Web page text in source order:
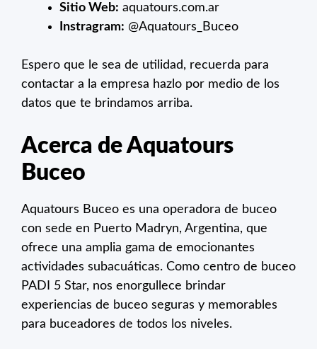
Sitio Web: aquatours.com.ar
Instragram: @Aquatours_Buceo
Espero que le sea de utilidad, recuerda para
contactar a la empresa hazlo por medio de los
datos que te brindamos arriba.
Acerca de Aquatours
Buceo
Aquatours Buceo es una operadora de buceo
con sede en Puerto Madryn, Argentina, que
ofrece una amplia gama de emocionantes
actividades subacuáticas. Como centro de buceo
PADI 5 Star, nos enorgullece brindar
experiencias de buceo seguras y memorables
para buceadores de todos los niveles.